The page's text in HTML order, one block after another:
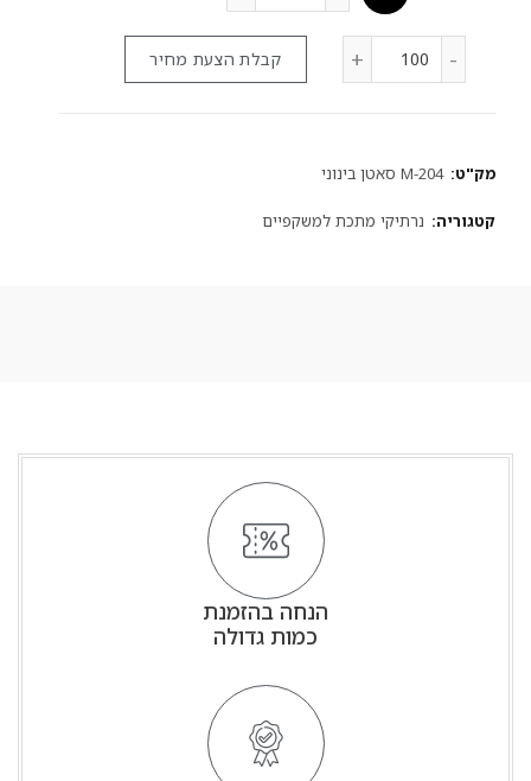
קבלת הצעת מחיר
מק"ט: M-204 סאטן בינוני
קטגוריה: נרתיקי מתכת למשקפיים
הנחה בהזמנת
כמות גדולה